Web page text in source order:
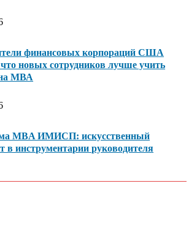
финансовых корпораций США
новых сотрудников лучше учить
МВА
MBA ИМИСП: искусственный
в инструментарии руководителя